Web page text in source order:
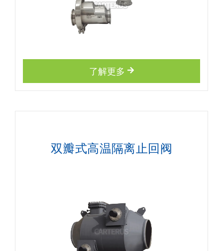
了解更多
双瓣式高温隔离止回阀